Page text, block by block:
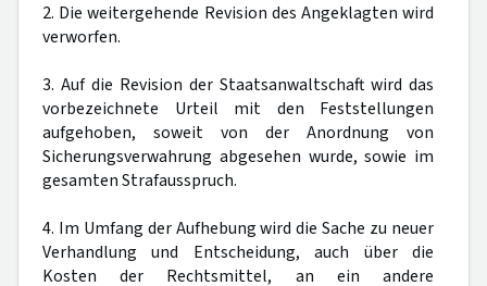
2. Die weitergehende Revision des Angeklagten wird
verworfen.
3. Auf die Revision der Staatsanwaltschaft wird das
vorbezeichnete Urteil mit den Feststellungen
aufgehoben, soweit von der Anordnung von
Sicherungsverwahrung abgesehen wurde, sowie im
gesamten Strafausspruch.
4. Im Umfang der Aufhebung wird die Sache zu neuer
Verhandlung und Entscheidung, auch über die
Kosten der Rechtsmittel, an ein andere